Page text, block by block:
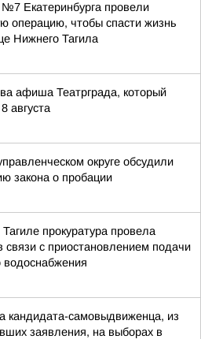
Екатеринбурга провели
операцию, чтобы спасти жизнь
Нижнего Тагила
афиша Театрграда, который
августа
округе обсудили
закона о пробации
прокуратура провела
связи с приостановлением подачи
водоснабжения
кандидата-самовыдвиженца, из
заявления, на выборах в